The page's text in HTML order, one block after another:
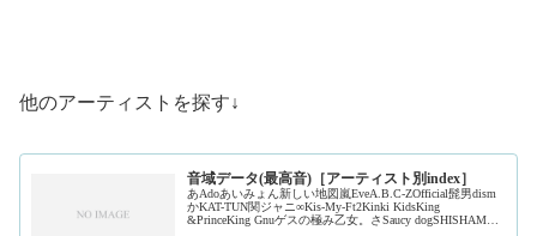
他のアーティストを探す↓
音域データ(最高音)［アーティスト別index］
あAdoあいみょん新しい地図嵐EveA.B.C-ZOfficial髭男dism
かKAT-TUN関ジャニ∞Kis-My-Ft2Kinki KidsKing
&PrinceKing Gnuゲスの極み乙女。さSaucy dogSHISHAMO